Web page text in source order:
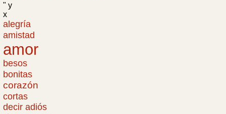
" y
x
alegría
amistad
amor
besos
bonitas
corazón
cortas
decir adiós